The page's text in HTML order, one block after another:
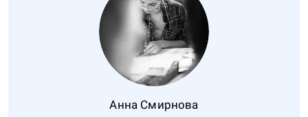
Анна Смирнова